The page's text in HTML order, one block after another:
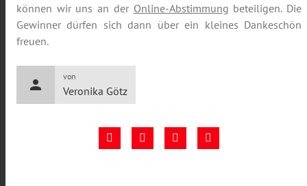
können wir uns an der Online-Abstimmung beteiligen. Die
Gewinner dürfen sich dann über ein kleines Dankeschön
freuen.
person
von
Veronika Götz